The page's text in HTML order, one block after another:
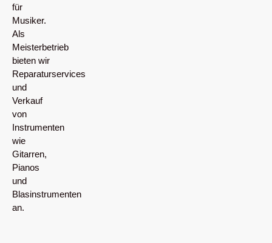
für
Musiker.
Als
Meisterbetrieb
bieten wir
Reparaturservices
und
Verkauf
von
Instrumenten
wie
Gitarren,
Pianos
und
Blasinstrumenten
an.